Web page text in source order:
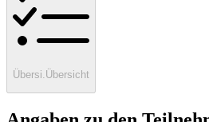
Übersi. Übersicht